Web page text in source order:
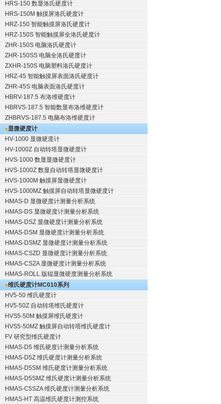
HRS-150 数显洛氏硬度计
HRS-150M 触摸屏洛氏硬度计
HRZ-150 智能触摸屏洛氏硬度计
HRZ-150S 智能触摸屏全洛氏硬度计
ZHR-150S 电脑洛氏硬度计
ZHR-150SS 电脑全洛氏硬度计
ZXHR-150S 电脑塑料洛氏硬度计
HRZ-45 智能触摸屏表面洛氏硬度计
ZHR-45S 电脑表面洛氏硬度计
HBRV-187.5 布洛维硬度计
HBRVS-187.5 智能数显布洛维硬度计
ZHBRVS-187.5 电脑布洛维硬度计
显微硬度计
HV-1000 显微硬度计
HV-1000Z 自动转塔显微硬度计
HVS-1000 数显显微硬度计
HVS-1000Z 数显自动转塔显微硬度计
HVS-1000M 触摸屏显微硬度计
HVS-1000MZ 触摸屏自动转塔显微硬度计
HMAS-D 显微硬度计测量分析系统
HMAS-DS 显微硬度计测量分析系统
HMAS-DSZ 显微硬度计测量分析系统
HMAS-DSM 显微硬度计测量分析系统
HMAS-DSMZ 显微硬度计测量分析系统
HMAS-CSZD 显微硬度计测量分析系统
HMAS-CSZA 显微硬度计测量分析系统
HMAS-ROLL 版辊显微硬度测量分析系统
维氏硬度计MC010系列
HV5-50 维氏硬度计
HV5-50Z 自动转塔维氏硬度计
HVS5-50M 触摸屏维氏硬度计
HVS5-50MZ 触摸屏自动转塔维氏硬度计
FV 研究型维氏硬度计
HMAS-D5 维氏硬度计测量分析系统
HMAS-D5Z 维氏硬度计测量分析系统
HMAS-D5SM 维氏硬度计测量分析系统
HMAS-D5SMZ 维氏硬度计测量分析系统
HMAS-C5SZA 维氏硬度计测量分析系统
HMAS-HT 高温维氏硬度计测控系统